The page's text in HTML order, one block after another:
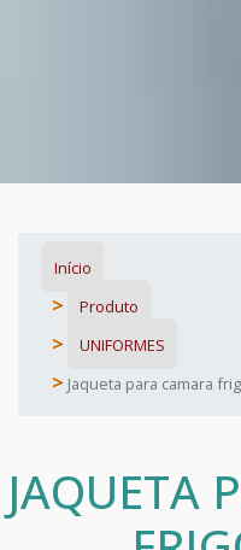
Início
Produto
UNIFORMES
Jaqueta para camara
JAQUETA